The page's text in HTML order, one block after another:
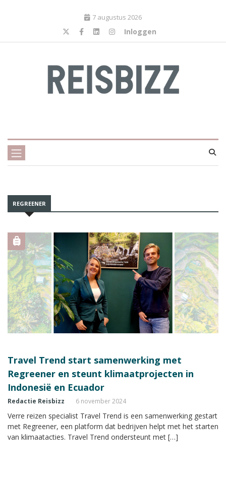
7 augustus 2026
Inloggen
REGREENER
Travel Trend start samenwerking met
Regreener en steunt klimaatprojecten in
Indonesië en Ecuador
Redactie Reisbizz 6 november 2024
Verre reizen specialist Travel Trend is een samenwerking gestart
met Regreener, een platform dat bedrijven helpt met het starten
van klimaatacties. Travel Trend ondersteunt met […]